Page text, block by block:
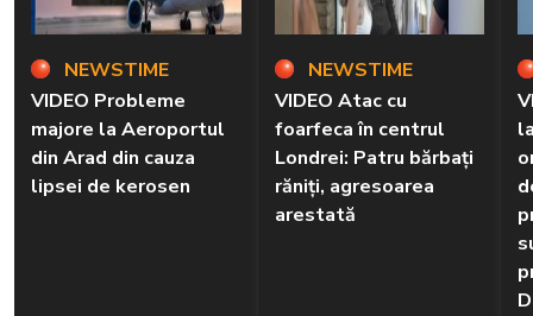
NEWSTIME
VIDEO Probleme
majore la Aeroportul
din Arad din cauza
lipsei de kerosen
NEWSTIME
VIDEO Atac cu
foarfeca în centrul
Londrei: Patru bărbați
răniți, agresoarea
arestată